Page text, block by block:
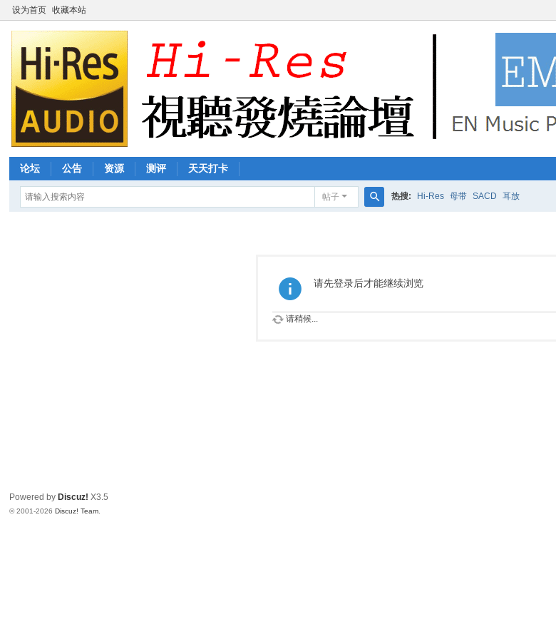
设为首页 收藏本站
论坛 公告 资源 测评 天天打卡
帖子 热搜: Hi-Res 母带 SACD 耳放
请先登录后才能继续浏览
请稍候...
Powered by Discuz! X3.5
© 2001-2026Discuz! Team